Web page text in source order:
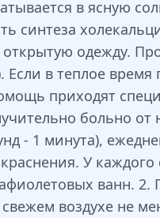
в ясную
синтеза
одежду.
в теплое
приходят
больно от
- 1 минута),
У
ванн.
воздухе не